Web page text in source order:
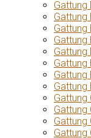
Gattung
Gattung
Gattung
Gattung
Gattung
Gattung
Gattung
Gattung
Gattung